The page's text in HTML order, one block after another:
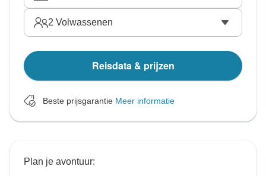
2 Volwassenen
Reisdata & prijzen
Beste prijsgarantie Meer informatie
Plan je avontuur: